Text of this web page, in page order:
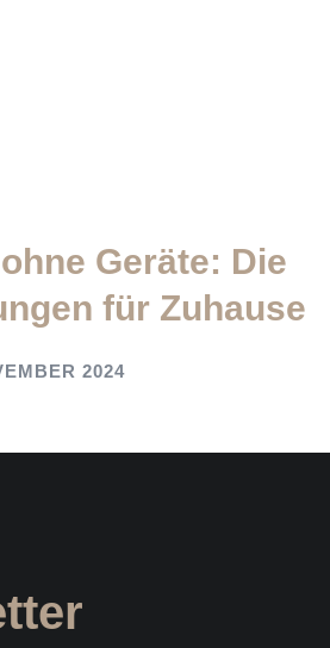
Geräte: Die
für Zuhause
2024